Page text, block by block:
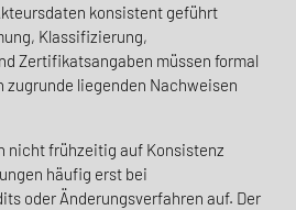
konsistent geführt
Klassifizierung,
Zertifikatsangaben müssen formal
zugrunde liegenden Nachweisen
nicht frühzeitig auf Konsistenz
häufig erst bei
oder Änderungsverfahren auf. Der